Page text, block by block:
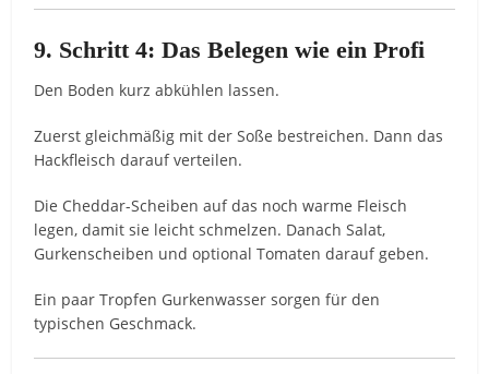
9. Schritt 4: Das Belegen wie ein Profi
Den Boden kurz abkühlen lassen.
Zuerst gleichmäßig mit der Soße bestreichen. Dann das
Hackfleisch darauf verteilen.
Die Cheddar-Scheiben auf das noch warme Fleisch
legen, damit sie leicht schmelzen. Danach Salat,
Gurkenscheiben und optional Tomaten darauf geben.
Ein paar Tropfen Gurkenwasser sorgen für den
typischen Geschmack.